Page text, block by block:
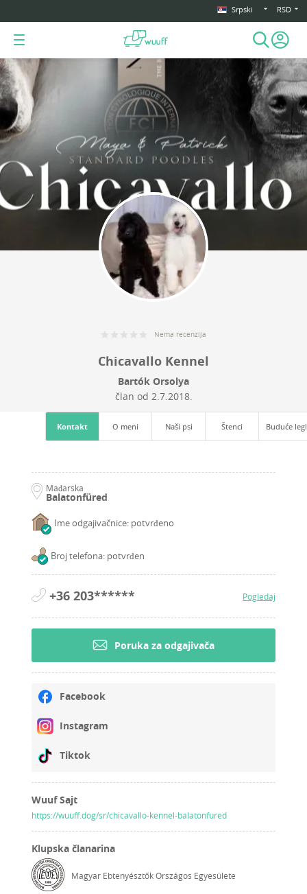
Srpski RSD
Nema recenzija
Chicavallo Kennel
Bartók Orsolya
član od 2.7.2018.
Kontakt O meni Naši psi Štenci Buduće
Mađarska
Balatonfüred
Ime odgajivačnice: potvrđeno
Broj telefona: potvrđen
+36 203****** Pogledaj
Poruka za odgajivača
Facebook
Instagram
Tiktok
Wuuf Sajt
https://wuuff.dog/sr/chicavallo-kennel-balatonfured
Klupska članarina
Magyar Ebtenyésztők Országos Egyesülete